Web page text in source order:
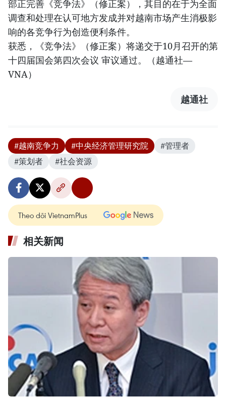
部正完善《竞争法》（修正案），其目的在于为全面
调查和处理在认可地方发成并对越南市场产生消极影
响的各竞争行为创造便利条件。
获悉，《竞争法》（修正案）将递交于10月召开的第
十四届国会第四次会议 审议通过。（越通社—
VNA）
越通社
#越南竞争力 #中央经济管理研究院
#管理者
#策划者
#社会资源
Theo dõi VietnamPlus
相关新闻